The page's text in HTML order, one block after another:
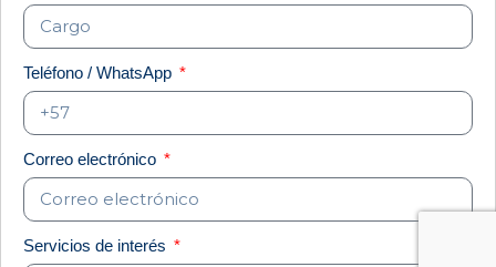
Teléfono / WhatsApp
Correo electrónico
Servicios de interés